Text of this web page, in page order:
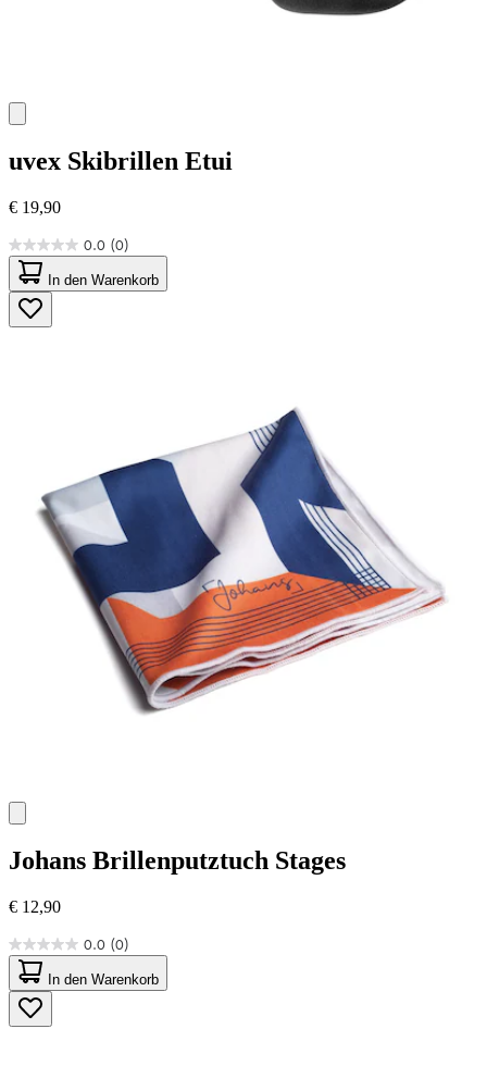
uvex Skibrillen Etui
€ 19,90
0.0 (0)
0.0
von
5
Sternen.
In den Warenkorb
Johans Brillenputztuch Stages
€ 12,90
0.0 (0)
0.0
von
5
Sternen.
In den Warenkorb